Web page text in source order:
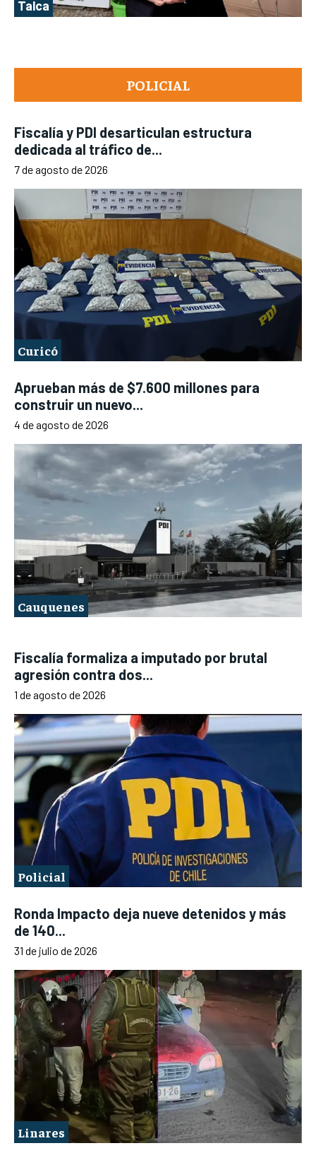
POLICIAL
Fiscalía y PDI desarticulan estructura
dedicada al tráfico de...
7 de agosto de 2026
Curicó
Aprueban más de $7.600 millones para
construir un nuevo...
4 de agosto de 2026
Cauquenes
Fiscalía formaliza a imputado por brutal
agresión contra dos...
1 de agosto de 2026
Policial
Ronda Impacto deja nueve detenidos y más
de 140...
31 de julio de 2026
Linares
Talca